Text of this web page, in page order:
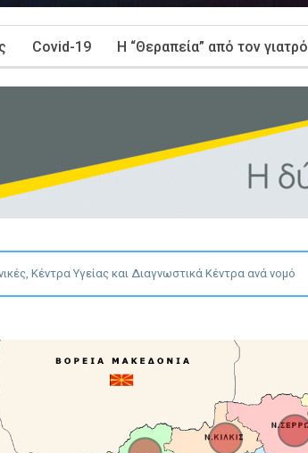
Covid-19 Η “Θεραπεία” από τον γιατρό
Κέντρα Υγείας και Διαγνωστικά Κέντρα ανά νομό